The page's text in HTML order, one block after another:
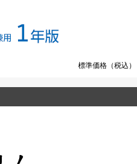
標準価格（税込）